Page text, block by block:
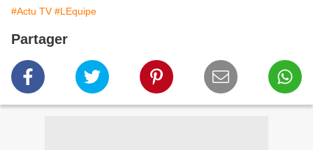
#Actu TV #LEquipe
Partager